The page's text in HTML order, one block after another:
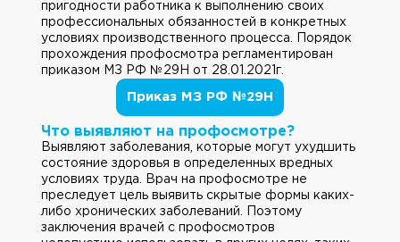
пригодности работника к выполнению своих
профессиональных обязанностей в конкретных
условиях производственного процесса. Порядок
прохождения профосмотра регламентирован
приказом МЗ РФ №29Н от 28.01.2021г.
Приказ МЗ РФ №29Н
Что выявляют на профосмотре?
Выявляют заболевания, которые могут ухудшить
состояние здоровья в определенных вредных
условиях труда. Врач на профосмотре не
преследует цель выявить скрытые формы каких-
либо хронических заболеваний. Поэтому
заключения врачей с профосмотров